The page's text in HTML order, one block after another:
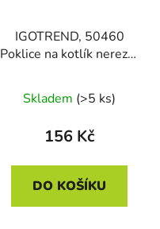
IGOTREND, 50460
Poklice na kotlík nerez 8
Skladem (>5 ks)
156 Kč
DO KOŠÍKU